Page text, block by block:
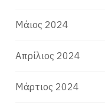
Μάιος 2024
Απρίλιος 2024
Μάρτιος 2024